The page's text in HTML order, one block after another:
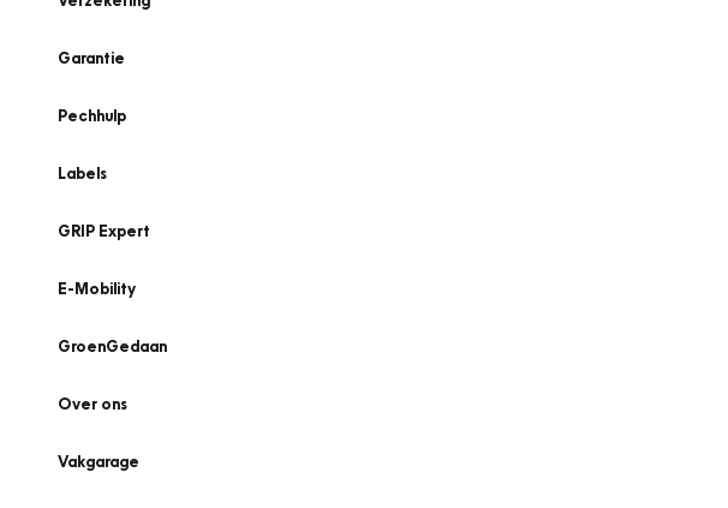
Garantie
Pechhulp
Labels
GRIP Expert
E-Mobility
GroenGedaan
Over ons
Vakgarage